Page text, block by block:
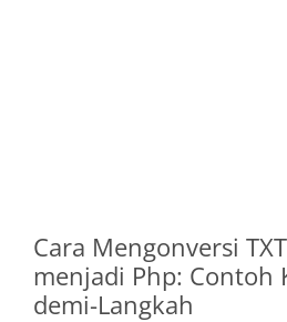
Cara Mengonversi
menjadi Php: Contoh
demi-Langkah